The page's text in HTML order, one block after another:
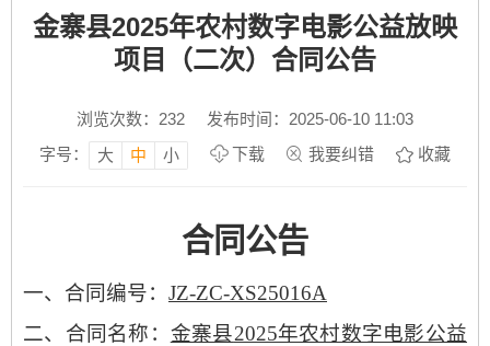
金寨县2025年农村数字电影公益放映
项目（二次）合同公告
浏览次数： 232
发布时间：2025-06-10 11:03
字号：
大 中 小 下载 我要纠错 收藏
合同公告
一、 合同编号： JZ-ZC-XS25016A
二、 合同名称： 金寨县2025年农村数字电影公益